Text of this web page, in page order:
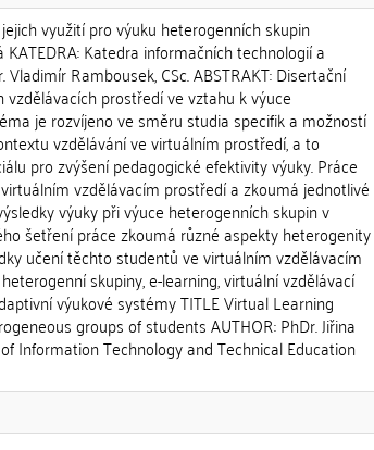
využití pro výuku heterogenních skupin
Katedra informačních technologií a
Rambousek, CSc. ABSTRAKT: Disertační
prostředí ve vztahu k výuce
je rozvíjeno ve směru studia specifik a možností
vzdělávání ve virtuálním prostředí, a to
pro zvýšení pedagogické efektivity výuky. Práce
vzdělávacím prostředí a zkoumá jednotlivé
výuky při výuce heterogenních skupin v
šetření práce zkoumá různé aspekty heterogenity
učení těchto studentů ve virtuálním vzdělávacím
skupiny, e-learning, virtuální vzdělávací
výukové systémy TITLE Virtual Learning
groups of students AUTHOR: PhDr. Jiřina
Information Technology and Technical Education